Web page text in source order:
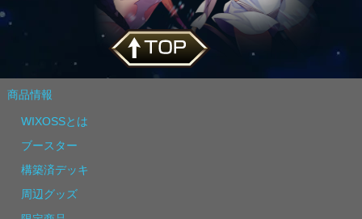
商品情報
WIXOSSとは
ブースター
構築済デッキ
周辺グッズ